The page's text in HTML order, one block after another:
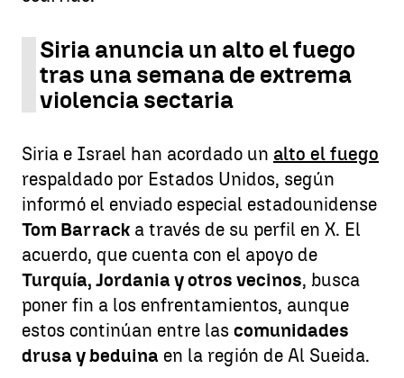
Siria anuncia un alto el fuego
tras una semana de extrema
violencia sectaria
Siria e Israel han acordado un alto el fuego
respaldado por Estados Unidos, según
informó el enviado especial estadounidense
Tom Barrack a través de su perfil en X. El
acuerdo, que cuenta con el apoyo de
Turquía, Jordania y otros vecinos, busca
poner fin a los enfrentamientos, aunque
estos continúan entre las comunidades
drusa y beduina en la región de Al Sueida.